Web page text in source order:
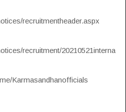
recruitmentheader.aspx
recruitment/20210521interna
t.me/Karmasandhanofficials